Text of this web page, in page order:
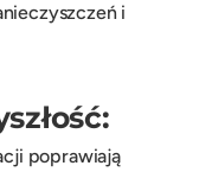
i
poprawiają